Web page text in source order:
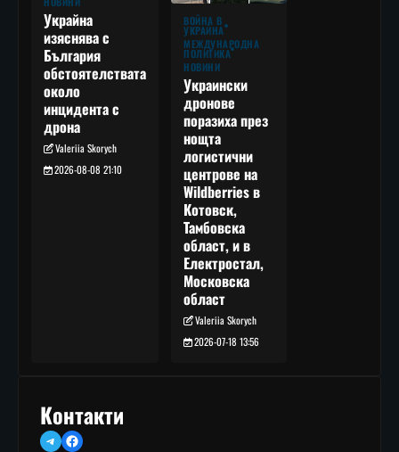
Украйна
изяснява с
България
обстоятелствата
около
инцидента с
дрона
Valeriia Skorych
2026-08-08 21:10
ВОЙНА В
УКРАЙНА
МЕЖДУНАРОДНА
ПОЛИТИКА
НОВИНИ
Украински
дронове
поразиха през
нощта
логистични
центрове на
Wildberries в
Котовск,
Тамбовска
област, и в
Електростал,
Московска
област
Valeriia Skorych
2026-07-18 13:56
Контакти
TelegramFacebook